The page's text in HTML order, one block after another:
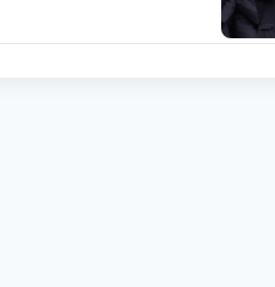
الفيفا».. وإقالة